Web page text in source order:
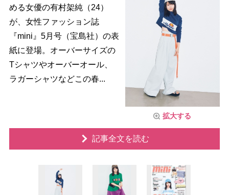
拡大する
める女優の有村架純（24）
が、女性ファッション誌
『mini』5月号（宝島社）の表
紙に登場。オーバーサイズの
Tシャツやオーバーオール、
ラガーシャツなどこの春...
記事全文を読む